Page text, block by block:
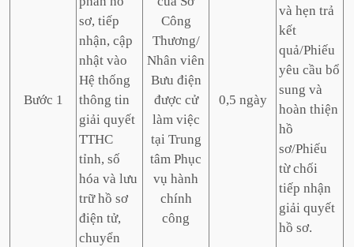
Bước 1
sơ, tiếp
nhận, cập
nhật vào
Hệ thống
thông tin
giải quyết
TTHC
tỉnh, số
hóa và lưu
trữ hồ sơ
điện tử,
chuyển
Công
Thương/
Nhân viên
Bưu điện
được cử
làm việc
tại Trung
tâm Phục
vụ hành
chính
công
0,5 ngày
và hẹn trả
kết
quả/Phiếu
yêu cầu bổ
sung và
hoàn thiện
hồ
sơ/Phiếu
từ chối
tiếp nhận
giải quyết
hồ sơ.